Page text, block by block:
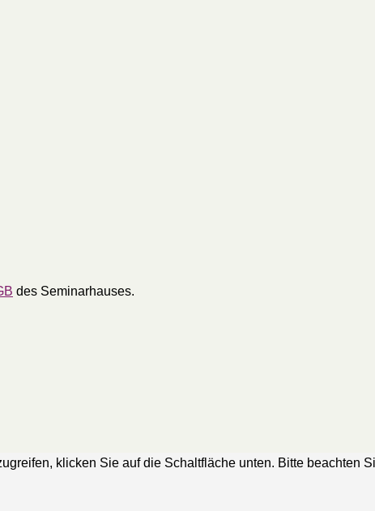
des Seminarhauses.
klicken Sie auf die Schaltfläche unten. Bitte beachten